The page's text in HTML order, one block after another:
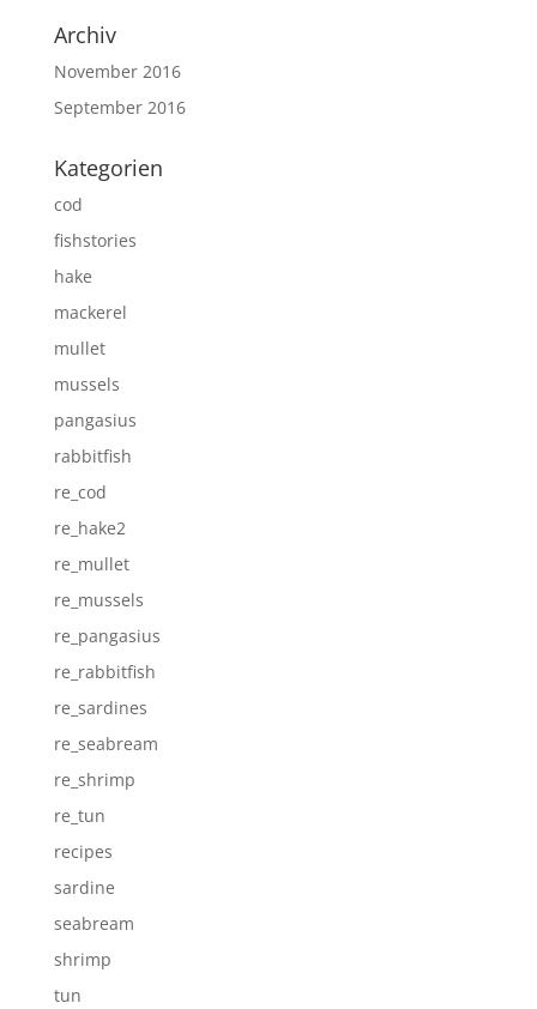
Archiv
November 2016
September 2016
Kategorien
cod
fishstories
hake
mackerel
mullet
mussels
pangasius
rabbitfish
re_cod
re_hake2
re_mullet
re_mussels
re_pangasius
re_rabbitfish
re_sardines
re_seabream
re_shrimp
re_tun
recipes
sardine
seabream
shrimp
tun